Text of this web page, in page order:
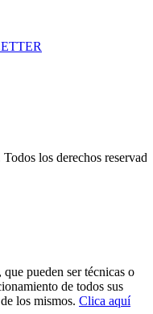
los derechos reservados.
pueden ser técnicas o
de todos sus
los mismos. Clica aquí